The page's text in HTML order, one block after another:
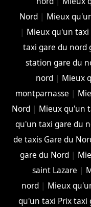
Nord| Mieux
| Mieux qu'un taxi
taxi gare du nord
station gare du
nord| Mieux
montparnasse |
Nord| Mieux qu'un
qu'un taxi gare du
de taxis Gare du
gare du Nord|
saint Lazare |
nord| Mieux
qu'un taxi Prix taxi